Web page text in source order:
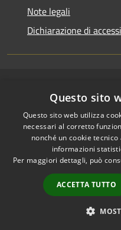
Note legali
Dichiarazione di
Accessibilità
Privacy
Cookie
Mappa del sito
Area riservata
amministratori comunali
Portale Dipendente
Comunicazioni Dirigenti
Questo sito
Questo sito web utilizza
necessari al corretto
nonché un cookie
informazioni
Per maggiori dettagli, può
ACCETTA TUTTO